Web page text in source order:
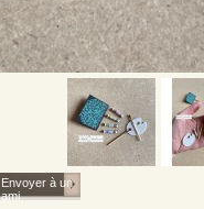
Envoyer à un
ami